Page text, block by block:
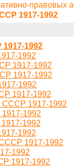
правовых
1917-1992
1992
1992
1917-1992
1917-1992
1992
1917-1992
СССР 1917-1992
1992
1992
1992
1917-1992
1992
1917-1992